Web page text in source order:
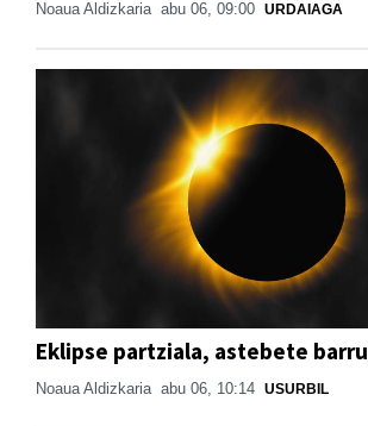
Noaua Aldizkaria abu 06, 09:00 URDAIAGA
Eklipse partziala, astebete barru
Noaua Aldizkaria abu 06, 10:14 USURBIL